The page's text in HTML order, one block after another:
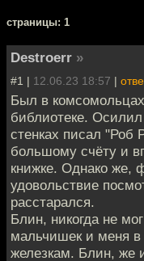
cтраницы: 1
Destroerr »
#1 | 12.06.23 18:57 |
Был в
библиотеке.
стенках писал "Роб
большому счёту и
книжке. Однако же,
удовольствие
расстарался.
Блин, никогда не
мальчишек и меня в
железкам. Блин, же